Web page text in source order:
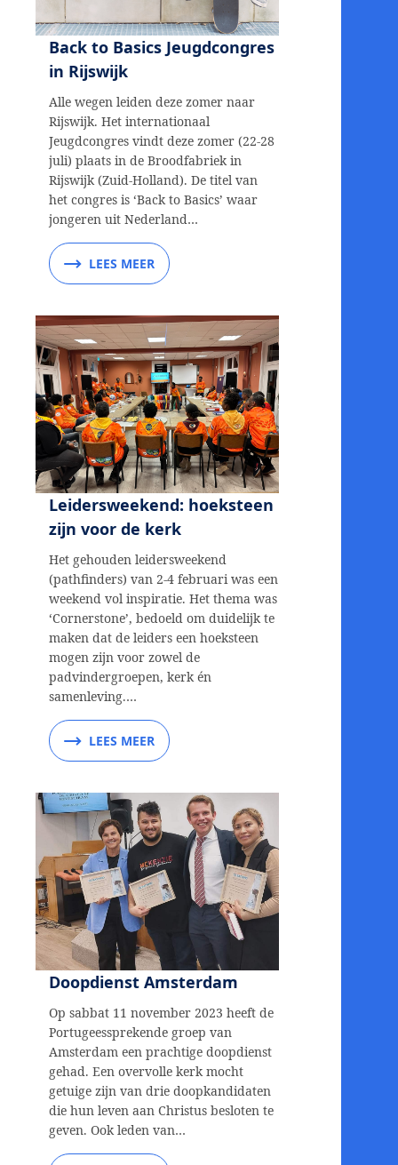
Back to Basics Jeugdcongres
in Rijswijk
Alle wegen leiden deze zomer naar
Rijswijk. Het internationaal
Jeugdcongres vindt deze zomer (22-28
juli) plaats in de Broodfabriek in
Rijswijk (Zuid-Holland). De titel van
het congres is ‘Back to Basics’ waar
jongeren uit Nederland…
LEES MEER
Leidersweekend: hoeksteen
zijn voor de kerk
Het gehouden leidersweekend
(pathfinders) van 2-4 februari was een
weekend vol inspiratie. Het thema was
‘Cornerstone’, bedoeld om duidelijk te
maken dat de leiders een hoeksteen
mogen zijn voor zowel de
padvindergroepen, kerk én
samenleving.…
LEES MEER
Doopdienst Amsterdam
Op sabbat 11 november 2023 heeft de
Portugeessprekende groep van
Amsterdam een prachtige doopdienst
gehad. Een overvolle kerk mocht
getuige zijn van drie doopkandidaten
die hun leven aan Christus besloten te
geven. Ook leden van…